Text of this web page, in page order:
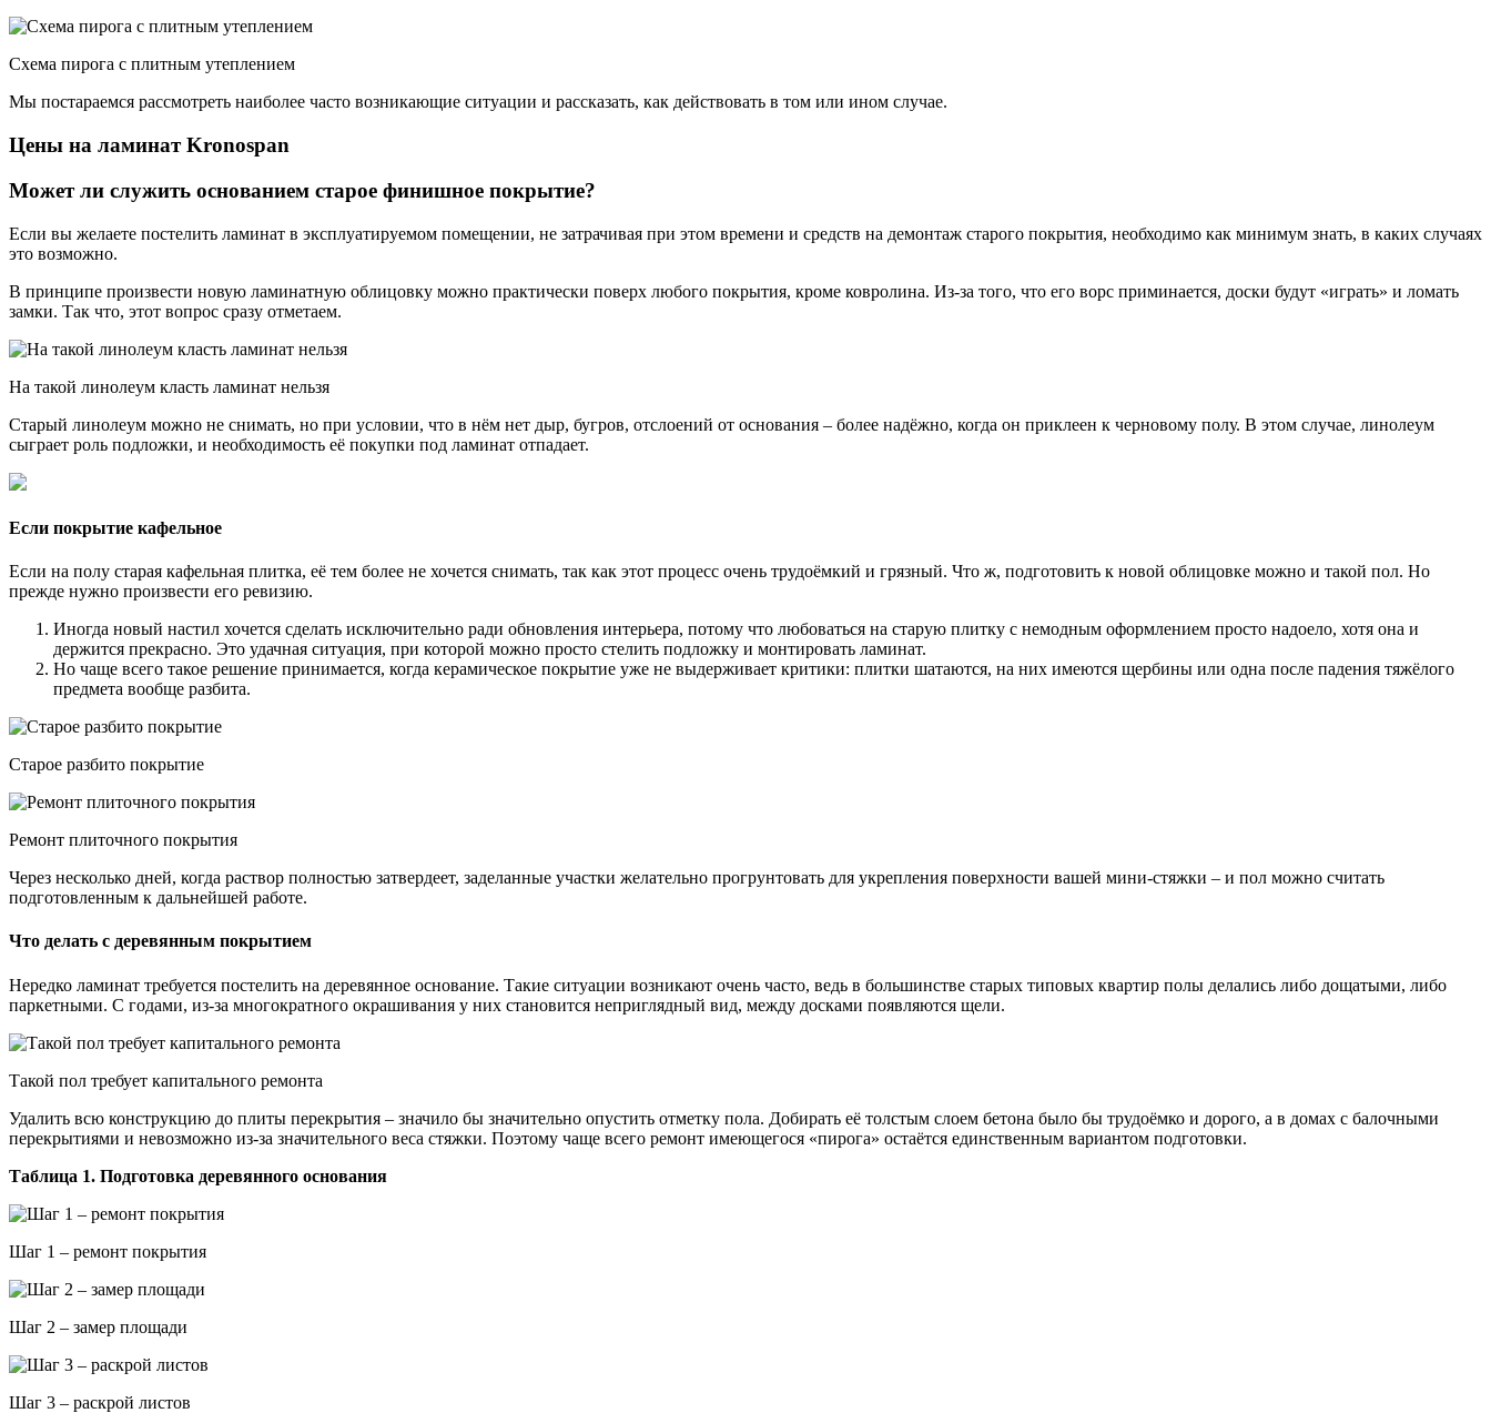
Схема пирога с плитным утеплением
Мы постараемся рассмотреть наиболее часто возникающие ситуации и рассказать, как действовать в том или ином случае.
Цены на ламинат Kronospan
Может ли служить основанием старое финишное покрытие?
Если вы желаете постелить ламинат в эксплуатируемом помещении, не затрачивая при этом времени и средств на демонтаж старого покрытия, необходимо как минимум знать, в каких случаях
это возможно.
В принципе произвести новую ламинатную облицовку можно практически поверх любого покрытия, кроме ковролина. Из-за того, что его ворс приминается, доски будут «играть» и ломать
замки. Так что, этот вопрос сразу отметаем.
На такой линолеум класть ламинат нельзя
Старый линолеум можно не снимать, но при условии, что в нём нет дыр, бугров, отслоений от основания – более надёжно, когда он приклеен к черновому полу. В этом случае, линолеум
сыграет роль подложки, и необходимость её покупки под ламинат отпадает.
Если покрытие кафельное
Если на полу старая кафельная плитка, её тем более не хочется снимать, так как этот процесс очень трудоёмкий и грязный. Что ж, подготовить к новой облицовке можно и такой пол. Но
прежде нужно произвести его ревизию.
Иногда новый настил хочется сделать исключительно ради обновления интерьера, потому что любоваться на старую плитку с немодным оформлением просто надоело, хотя она и
держится прекрасно. Это удачная ситуация, при которой можно просто стелить подложку и монтировать ламинат.
Но чаще всего такое решение принимается, когда керамическое покрытие уже не выдерживает критики: плитки шатаются, на них имеются щербины или одна после падения тяжёлого
предмета вообще разбита.
Старое разбито покрытие
Ремонт плиточного покрытия
Через несколько дней, когда раствор полностью затвердеет, заделанные участки желательно прогрунтовать для укрепления поверхности вашей мини-стяжки – и пол можно считать
подготовленным к дальнейшей работе.
Что делать с деревянным покрытием
Нередко ламинат требуется постелить на деревянное основание. Такие ситуации возникают очень часто, ведь в большинстве старых типовых квартир полы делались либо дощатыми, либо
паркетными. С годами, из-за многократного окрашивания у них становится неприглядный вид, между досками появляются щели.
Такой пол требует капитального ремонта
Удалить всю конструкцию до плиты перекрытия – значило бы значительно опустить отметку пола. Добирать её толстым слоем бетона было бы трудоёмко и дорого, а в домах с балочными
перекрытиями и невозможно из-за значительного веса стяжки. Поэтому чаще всего ремонт имеющегося «пирога» остаётся единственным вариантом подготовки.
Таблица 1. Подготовка деревянного основания
Шаг 1 – ремонт покрытия
Шаг 2 – замер площади
Шаг 3 – раскрой листов